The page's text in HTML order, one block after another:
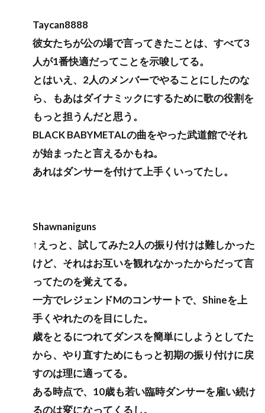
Taycan8888
彼女たちが公の場で言ってきたことは、すべて3
人が1番快適だってことを示唆してる。
とはいえ、2人のメンバーでやることにしたのな
ら、もあはダイナミックにするために歌の役割を
もっと担うんだと思う。
BLACK BABYMETALの曲をやった武道館でそれ
が始まったと言えるかもね。
あれはダンサーを付けて上手くいってたし。
Shawnaniguns
↑えっと、試してみた2人の振り付けは難しかった
けど、それはお互いを観れなかったからだって言
ってたのを覚えてる。
一方でレジェンドMのコンサートで、Shineを上
手くやれたのを目にした。
歳をとるにつれてダンスを簡単にしようとしてた
から、やり直すためにもっと初期の振り付けに戻
すのは理に適ってる。
ある時点で、10歳も若い臨時ダンサーを雇い続け
るのは変になってくるし。